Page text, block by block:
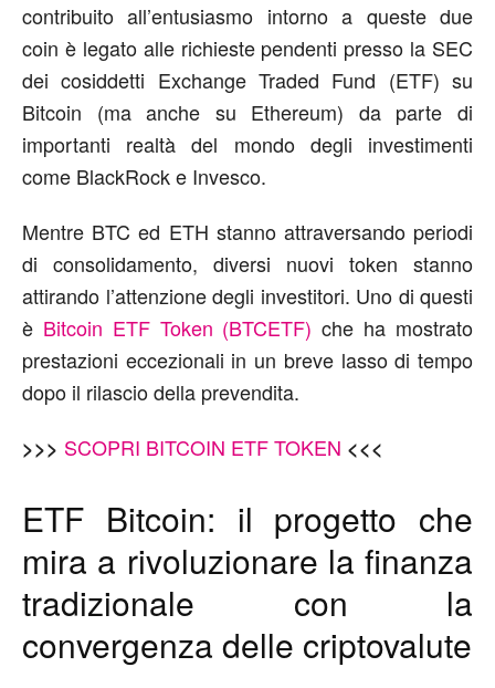
contribuito all’entusiasmo intorno a queste due
coin è legato alle richieste pendenti presso la SEC
dei cosiddetti Exchange Traded Fund (ETF) su
Bitcoin (ma anche su Ethereum) da parte di
importanti realtà del mondo degli investimenti
come BlackRock e Invesco.
Mentre BTC ed ETH stanno attraversando periodi
di consolidamento, diversi nuovi token stanno
attirando l’attenzione degli investitori. Uno di questi
è Bitcoin ETF Token (BTCETF) che ha mostrato
prestazioni eccezionali in un breve lasso di tempo
dopo il rilascio della prevendita.
>>> SCOPRI BITCOIN ETF TOKEN <<<
ETF Bitcoin: il progetto che
mira a rivoluzionare la finanza
tradizionale con la
convergenza delle criptovalute